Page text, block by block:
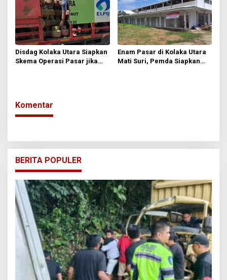
Disdag Kolaka Utara Siapkan
Skema Operasi Pasar jika
Enam Pasar di Kolaka Utara
Mati Suri, Pemda Siapkan
Komentar
BERITA POPULER